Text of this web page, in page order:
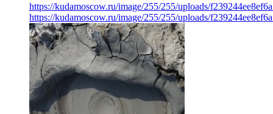
https://kudamoscow.ru/image/255/255/uploads/
https://kudamoscow.ru/image/255/255/uploads/